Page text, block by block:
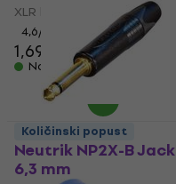
XLR konektor
4,6/5
1,69 €
Na stanju u skladištu
Neutrik NP2X-B Jack
6,3 mm
Količinski popust